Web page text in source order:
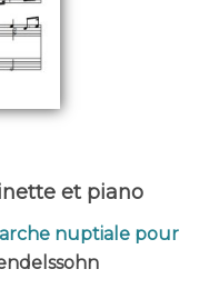
et piano
nuptiale pour